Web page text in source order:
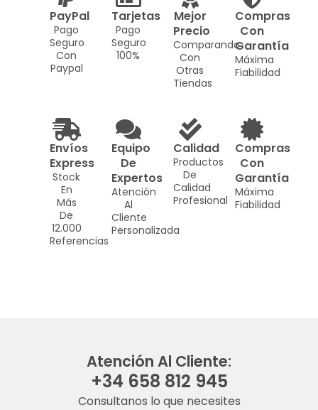
PayPal
Pago
Seguro
Con
Paypal
Tarjetas
Pago
Seguro
100%
Mejor
Precio
Comparando
Con
Otras
Tiendas
Compras
Con
Garantía
Máxima
Fiabilidad
Envíos
Express
Stock
En
Más
De
12.000
Referencias
Equipo
De
Expertos
Atención
Al
Cliente
Personalizada
Calidad
Productos
De
Calidad
Profesional
Compras
Con
Garantía
Máxima
Fiabilidad
Atención Al Cliente:
+34 658 812 945
Consultanos lo que necesites